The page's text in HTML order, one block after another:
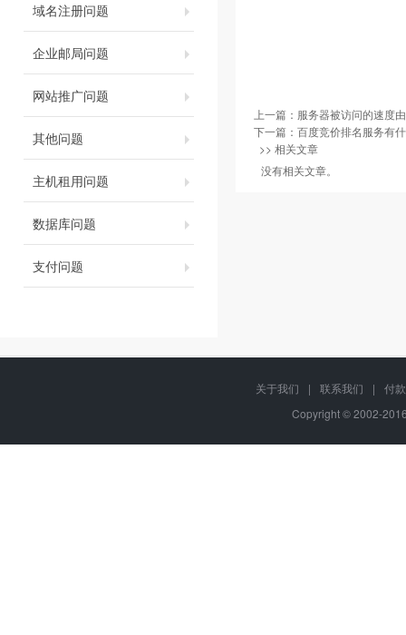
域名注册问题
企业邮局问题
网站推广问题
其他问题
主机租用问题
数据库问题
支付问题
上一篇： 服务器被访问的速度
下一篇： 百度竞价排名服务有
>> 相关文章
没有相关文章。
关于我们 | 联系我们 |
付
Copyright © 2002-